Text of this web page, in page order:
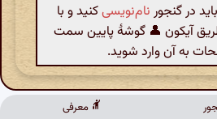
در گنجور نام‌نویسیکنید و با
طریق آیکون 👤 گوشهٔ پایین سمت
به آن وارد شوید.
معرفی